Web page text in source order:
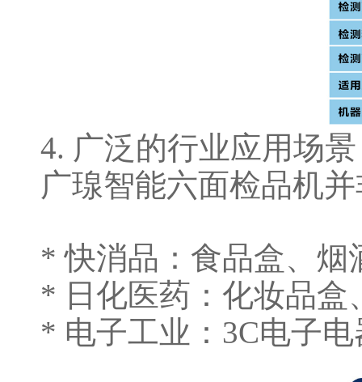
4. 广泛的行业应用场景
广瑔智能六面检品机
* 快消品：食品盒、烟
* 日化医药：化妆品盒
* 电子工业：3C电子